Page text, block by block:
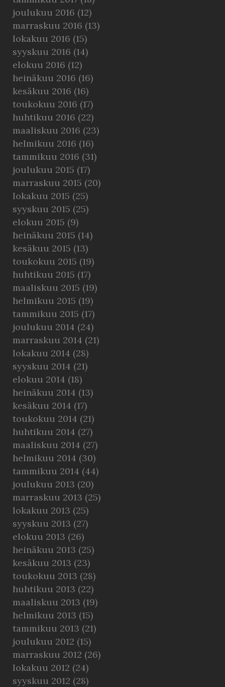
joulukuu 2016 (12)
marraskuu 2016 (13)
lokakuu 2016 (15)
syyskuu 2016 (14)
elokuu 2016 (12)
heinäkuu 2016 (16)
kesäkuu 2016 (16)
toukokuu 2016 (17)
huhtikuu 2016 (22)
maaliskuu 2016 (23)
helmikuu 2016 (16)
tammikuu 2016 (31)
joulukuu 2015 (17)
marraskuu 2015 (20)
lokakuu 2015 (25)
syyskuu 2015 (25)
elokuu 2015 (9)
heinäkuu 2015 (14)
kesäkuu 2015 (13)
toukokuu 2015 (19)
huhtikuu 2015 (17)
maaliskuu 2015 (19)
helmikuu 2015 (19)
tammikuu 2015 (17)
joulukuu 2014 (24)
marraskuu 2014 (21)
lokakuu 2014 (28)
syyskuu 2014 (21)
elokuu 2014 (18)
heinäkuu 2014 (13)
kesäkuu 2014 (17)
toukokuu 2014 (21)
huhtikuu 2014 (27)
maaliskuu 2014 (27)
helmikuu 2014 (30)
tammikuu 2014 (44)
joulukuu 2013 (20)
marraskuu 2013 (25)
lokakuu 2013 (25)
syyskuu 2013 (27)
elokuu 2013 (26)
heinäkuu 2013 (25)
kesäkuu 2013 (23)
toukokuu 2013 (28)
huhtikuu 2013 (22)
maaliskuu 2013 (19)
helmikuu 2013 (15)
tammikuu 2013 (21)
joulukuu 2012 (15)
marraskuu 2012 (26)
lokakuu 2012 (24)
syyskuu 2012 (28)